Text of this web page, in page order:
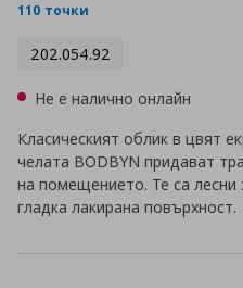
110 точки
202.054.92
Не е налично онлайн
Класическият облик в цвят
челата BODBYN придават
на помещението. Те са лесни
гладка лакирана повърхност.